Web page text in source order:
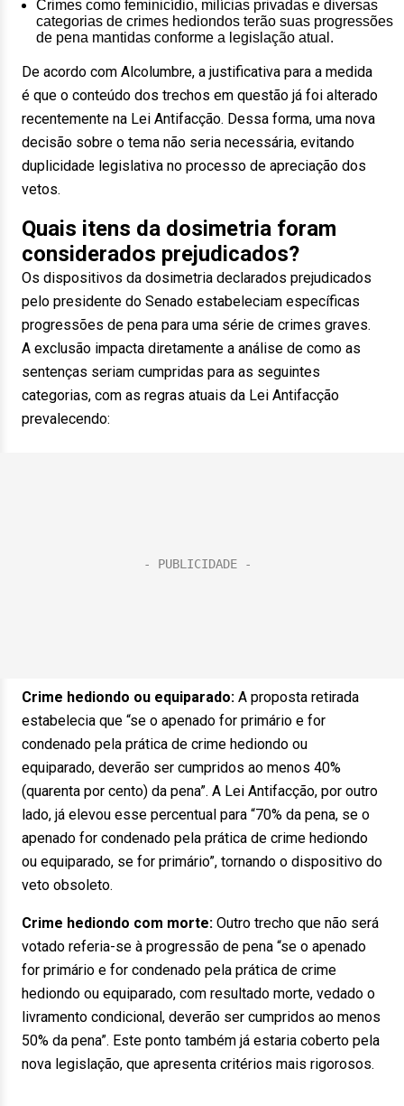
Crimes como feminicídio, milícias privadas e diversas
categorias de crimes hediondos terão suas progressões
de pena mantidas conforme a legislação atual.
De acordo com Alcolumbre, a justificativa para a medida
é que o conteúdo dos trechos em questão já foi alterado
recentemente na Lei Antifacção. Dessa forma, uma nova
decisão sobre o tema não seria necessária, evitando
duplicidade legislativa no processo de apreciação dos
vetos.
Quais itens da dosimetria foram
considerados prejudicados?
Os dispositivos da dosimetria declarados prejudicados
pelo presidente do Senado estabeleciam específicas
progressões de pena para uma série de crimes graves.
A exclusão impacta diretamente a análise de como as
sentenças seriam cumpridas para as seguintes
categorias, com as regras atuais da Lei Antifacção
prevalecendo:
Crime hediondo ou equiparado: A proposta retirada
estabelecia que “se o apenado for primário e for
condenado pela prática de crime hediondo ou
equiparado, deverão ser cumpridos ao menos 40%
(quarenta por cento) da pena”. A Lei Antifacção, por outro
lado, já elevou esse percentual para “70% da pena, se o
apenado for condenado pela prática de crime hediondo
ou equiparado, se for primário”, tornando o dispositivo do
veto obsoleto.
Crime hediondo com morte: Outro trecho que não será
votado referia-se à progressão de pena “se o apenado
for primário e for condenado pela prática de crime
hediondo ou equiparado, com resultado morte, vedado o
livramento condicional, deverão ser cumpridos ao menos
50% da pena”. Este ponto também já estaria coberto pela
nova legislação, que apresenta critérios mais rigorosos.